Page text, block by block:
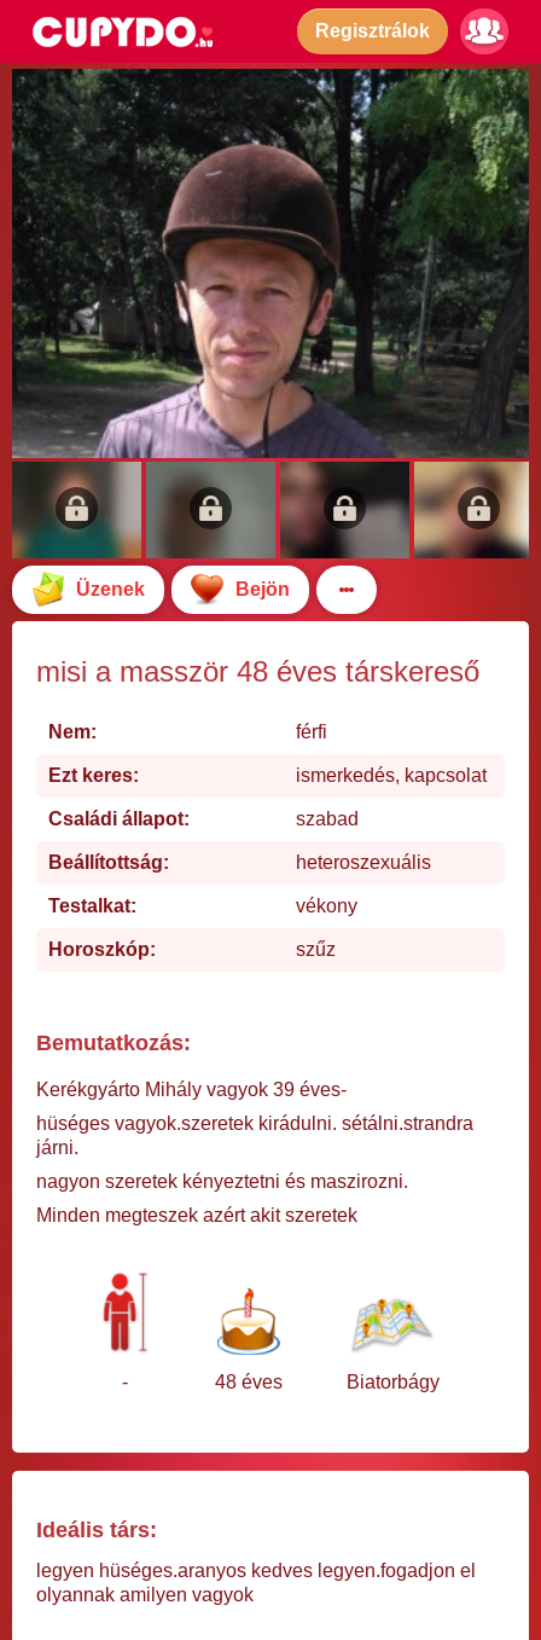
Regisztrálok
Üzenek Bejön
misi a masször 48 éves társkereső
Nem: férfi
Ezt keres: ismerkedés, kapcsolat
Családi állapot: szabad
Beállítottság: heteroszexuális
Testalkat: vékony
Horoszkóp: szűz
Bemutatkozás:
Kerékgyárto Mihály vagyok 39 éves-
hüséges vagyok.szeretek kirádulni. sétálni.strandra
járni.
nagyon szeretek kényeztetni és maszirozni.
Minden megteszek azért akit szeretek
- 48 éves Biatorbágy
Ideális társ:
legyen hüséges.aranyos kedves legyen.fogadjon el
olyannak amilyen vagyok